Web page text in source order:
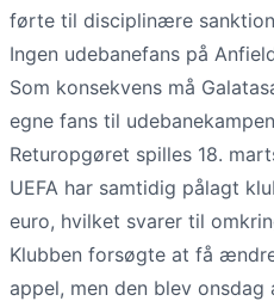
førte til disciplinære
Ingen udebanefans på
Som konsekvens må
egne fans til
Returopgøret spilles 18.
UEFA har samtidig pålagt
euro, hvilket svarer til
Klubben forsøgte at få
appel, men den blev onsdag